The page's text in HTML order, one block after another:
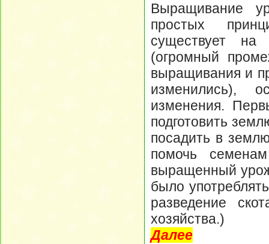
Выращивание
простых
существует
(огромный
выращивания и
изменились),
изменения.
подготовить
посадить в
помочь
выращенный
было
разведение
хозяйства.)
Далее